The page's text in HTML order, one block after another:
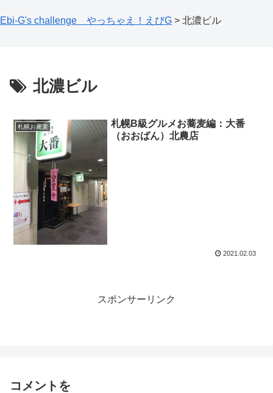
Ebi-G's challenge やっちゃえ！えびG > 北濃ビル
北濃ビル
札幌お蕎麦
札幌B級グルメお蕎麦編：大番
（おおばん）北農店
2021.02.03
スポンサーリンク
コメントを